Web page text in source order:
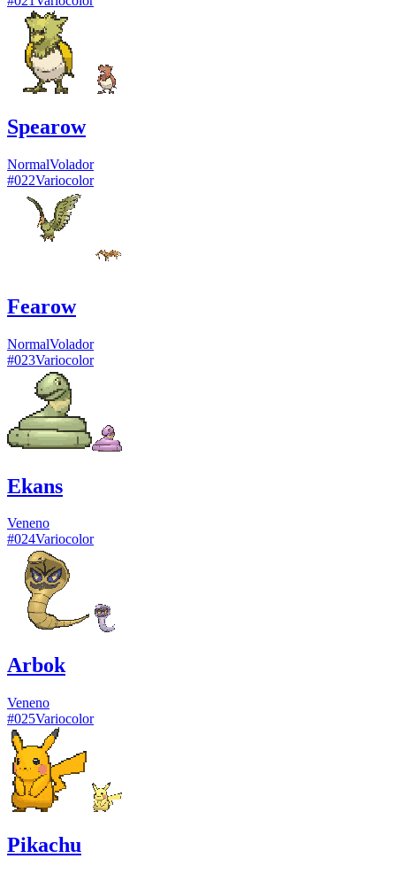
Spearow
NormalVolador
#022Variocolor
Fearow
NormalVolador
#023Variocolor
Ekans
Veneno
#024Variocolor
Arbok
Veneno
#025Variocolor
Pikachu